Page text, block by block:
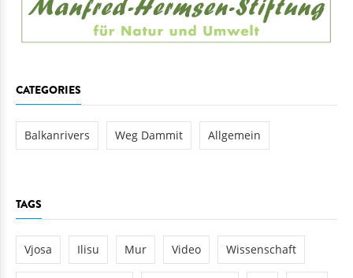
CATEGORIES
Balkanrivers Weg Dammit Allgemein
TAGS
Vjosa Ilisu Mur Video Wissenschaft